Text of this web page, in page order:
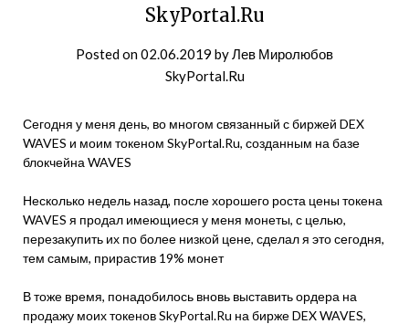
SkyPortal.Ru
Posted on02.06.2019 byЛев Миролюбов
SkyPortal.Ru
Сегодня у меня день, во многом связанный с биржей DEX
WAVES и моим токеном SkyPortal.Ru, созданным на базе
блокчейна WAVES
Несколько недель назад, после хорошего роста цены токена
WAVES я продал имеющиеся у меня монеты, с целью,
перезакупить их по более низкой цене, сделал я это сегодня,
тем самым, прирастив 19% монет
В тоже время, понадобилось вновь выставить ордера на
продажу моих токенов SkyPortal.Ru на бирже DEX WAVES,